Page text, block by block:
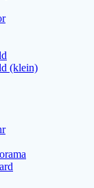
(klein)